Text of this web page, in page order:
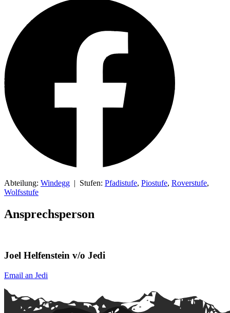
Abteilung: Windegg | Stufen: Pfadistufe, Piostufe, Roverstufe,
Wolfsstufe
Ansprechsperson
Joel Helfenstein v/o Jedi
Email an Jedi